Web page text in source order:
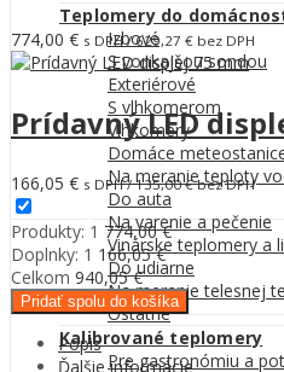
Teplomery do
Izbové
S vonkajšou sondou
Exteriérové
S vlhkomerom
Vlhkomery
Domáce
Na meranie teploty
Do auta
Na varenie a pečenie
Vinárske teplomery a
Do udiarne
Na meranie telesnej
Ostatné
Kalibrované teplomery
Pre gastronómiu a
774,00 € s DPH /629,27 € bez DPH
Prídavný LED
166,05 € s DPH /135,00€bez DPH
Produkty: 1 774,00€
Doplnky: 1 166,05€
Celkom 940,05€
Pridať spolu do košíka
Popis
Ďalšie informácie